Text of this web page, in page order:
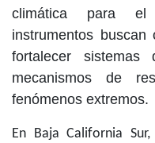
climática para el
instrumentos buscan
fortalecer sistemas
mecanismos de
fenómenos extremos.
En Baja California